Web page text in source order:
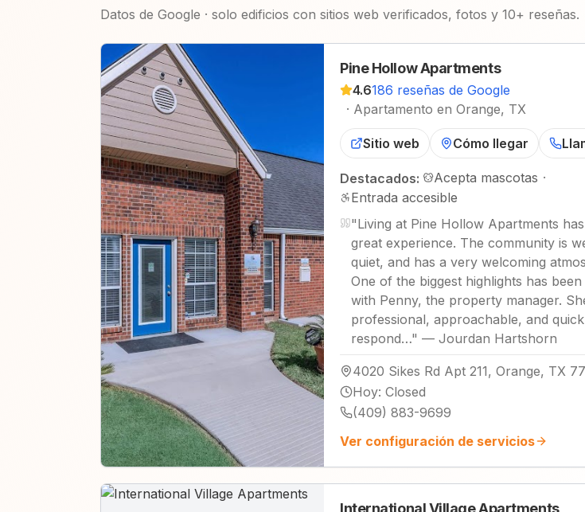
Datos de Google · solo edificios con sitios web verificados, fotos y 10+ reseñas.
Pine Hollow Apartments
4.6186 reseñas de Google
· Apartamento en Orange, TX
Sitio web Cómo llegar
Destacados: Acepta mascotas ·
Entrada accesible
"Living at Pine Hollow Apartments
great experience. The community is
quiet, and has a very welcoming
One of the biggest highlights has
with Penny, the property manager.
professional, approachable, and
respond…" — Jourdan Hartshorn
4020 Sikes Rd Apt 211, Orange, TX
Hoy: Closed
(409) 883-9699
Ver configuración de servicios
International Village Apartments